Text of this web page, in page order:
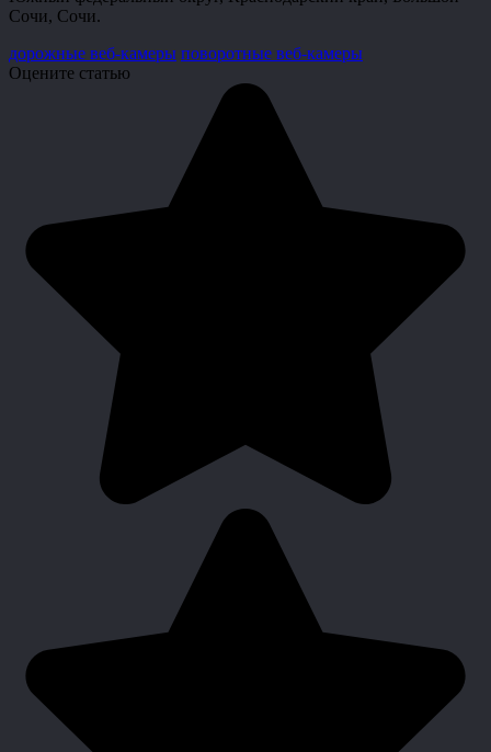
Сочи, Сочи.
дорожные веб-камеры поворотные веб-камеры
Оцените статью